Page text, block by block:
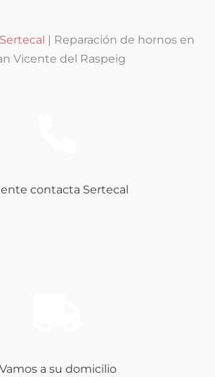
Sertecal
| Reparación de hornos en
Vicente del Raspeig
contacta Sertecal
Vamos a su domicilio